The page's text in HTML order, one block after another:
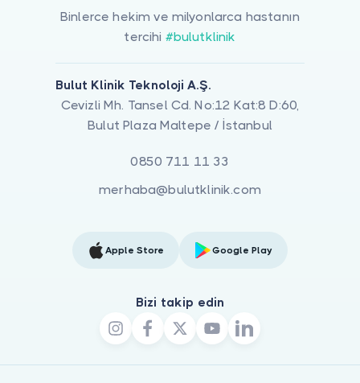
Binlerce hekim ve milyonlarca hastanın
tercihi #bulutklinik
Bulut Klinik Teknoloji A.Ş.
Cevizli Mh. Tansel Cd. No:12 Kat:8 D:60,
Bulut Plaza Maltepe / İstanbul
0850 711 11 33
merhaba@bulutklinik.com
Apple Store Google Play
Bizi takip edin